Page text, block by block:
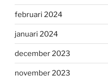
februari 2024
januari 2024
december 2023
november 2023